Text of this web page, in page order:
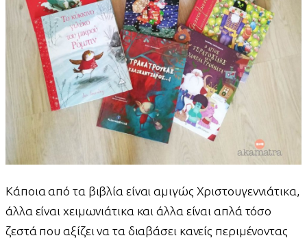
Κάποια από τα βιβλία είναι αμιγώς Χριστουγεννιάτικα,
άλλα είναι χειμωνιάτικα και άλλα είναι απλά τόσο
ζεστά που αξίζει να τα διαβάσει κανείς περιμένοντας